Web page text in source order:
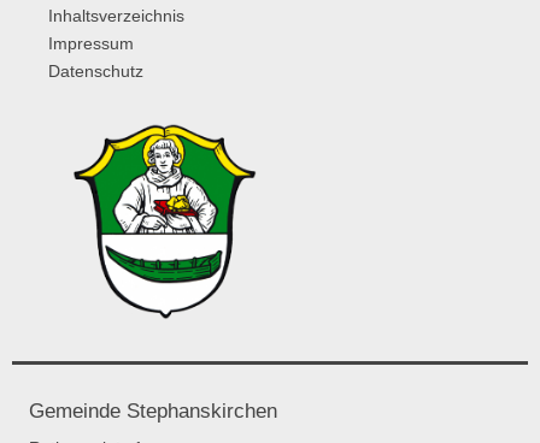
Inhaltsverzeichnis
Impressum
Datenschutz
Gemeinde Stephanskirchen